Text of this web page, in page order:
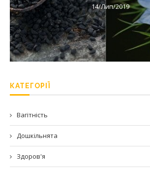
14/Лип/2019
КАТЕГОРІЇ
Вагітність
Дошкільнята
Здоров'я